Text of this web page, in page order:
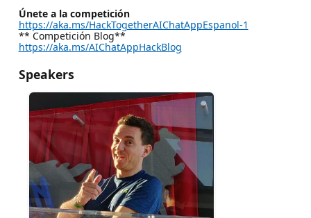
Únete a la competición
https://aka.ms/HackTogetherAIChatAppEspanol-1
** Competición Blog**
https://aka.ms/AIChatAppHackBlog
Speakers